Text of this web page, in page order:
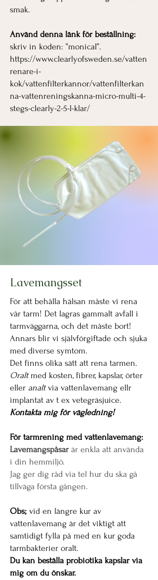
smak.
Använd denna länk för beställning:
skriv in koden: ”monical”.
https://www.clearlyofsweden.se/vatten
renare-i-
kok/vattenfilterkannor/vattenfilterkan
na-vattenreningskanna-micro-multi-4-
stegs-clearly-2-5-l-klar/
Lavemangsset
För att behålla hälsan måste vi rena
vår tarm! Det lagras gammalt avfall i
tarmväggarna, och det måste bort!
Annars blir vi självförgiftade och sjuka
med diverse symtom.
Det finns olika sätt att rena tarmen.
Oraltmed kosten, fibrer, kapslar, örter
eller analtvia vattenlavemang ellr
implantat av t ex vetegräsjuice.
Kontakta mig för vägledning!
För tarmrening med vattenlavemang:
Lavemangspåsarär enkla att använda
i din hemmiljö.
Jag ger dig råd via tel hur du ska gå
tillväga första gången.
Obs; vid en längre kur av
vattenlavemang är det viktigt att
samtidigt fylla på med en kur goda
tarmbakterier oralt.
Du kan beställa probiotika kapslarvia
mig om du önskar.